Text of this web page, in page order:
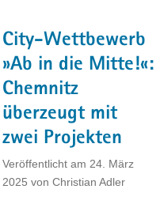
City-Wettbewerb
»Ab in die Mitte!«:
Chemnitz
überzeugt mit
zwei Projekten
Veröffentlicht am 24. März
2025 von Christian Adler